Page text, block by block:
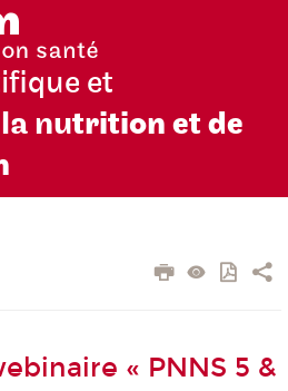
et
nutrition et de
« PNNS 5 &